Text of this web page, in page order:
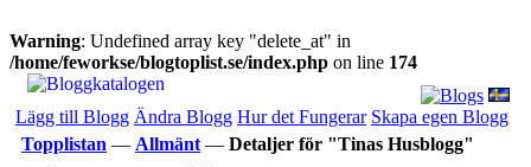
Warning: Undefined array key "delete_at" in
/home/feworkse/blogtoplist.se/index.php on line 174
Lägg till Blogg Ändra Blogg Hur det Fungerar Skapa egen Blogg
Topplistan — Allmänt — Detaljer för "Tinas Husblogg"